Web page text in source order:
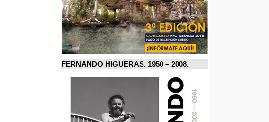
FERNANDO HIGUERAS. 1950 – 2008.